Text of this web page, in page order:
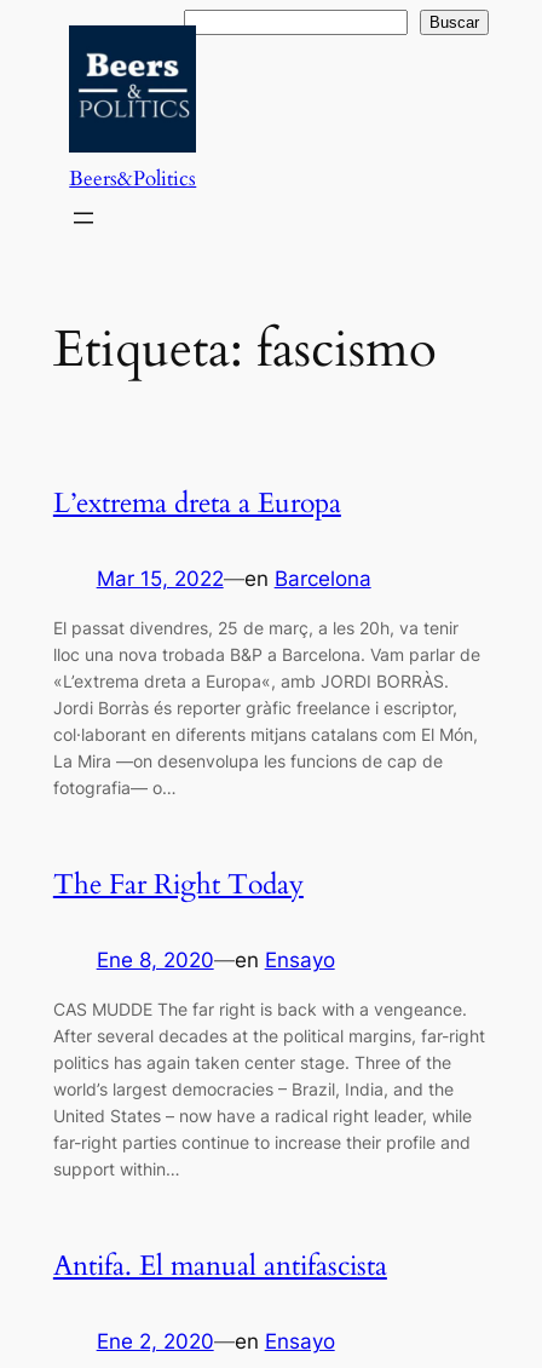
contenido
Buscar Buscar
Beers&Politics
Etiqueta: fascismo
L’extrema dreta a Europa
Mar 15, 2022—en Barcelona
El passat divendres, 25 de març, a les 20h, va tenir
lloc una nova trobada B&P a Barcelona. Vam parlar de
«L’extrema dreta a Europa«, amb JORDI BORRÀS.
Jordi Borràs és reporter gràfic freelance i escriptor,
col·laborant en diferents mitjans catalans com El Món,
La Mira —on desenvolupa les funcions de cap de
fotografia— o…
The Far Right Today
Ene 8, 2020—en Ensayo
CAS MUDDE The far right is back with a vengeance.
After several decades at the political margins, far-right
politics has again taken center stage. Three of the
world’s largest democracies – Brazil, India, and the
United States – now have a radical right leader, while
far-right parties continue to increase their profile and
support within…
Antifa. El manual antifascista
Ene 2, 2020—en Ensayo